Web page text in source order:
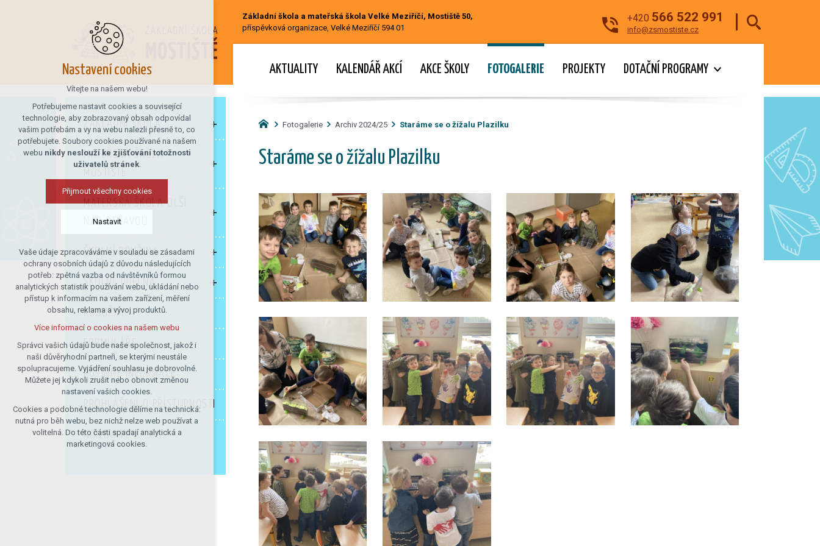
+420 566 522 991
info@zsmostiste.cz
Základní škola a mateřská škola Velké Meziříčí, Mostiště 50,
příspěvková organizace, Velké Meziříčí 594 01
AKTUALITY KALENDÁŘ AKCÍ AKCE ŠKOLY FOTOGALERIE PROJEKTY DOTAČNÍ PROGRAMY
ZÁKLADNÍ ŠKOLA
MATEŘSKÁ ŠKOLA
MATEŘSKÁ ŠKOLA OLŠÍ
NAD OSLAVOU
ŠKOLNÍ DRUŽINA
ŠKOLNÍ JÍDELNA
KROUŽKY
FORMULÁŘE
POVINNÉ INFORMACE
PROHLÁŠENÍ O PŘÍSTUPNOSTI
KONTAKTY
Fotogalerie Archiv 2024/25 Staráme se o žížalu Plazilku
Staráme se o žížalu Plazilku
Nastavení cookies
Vítejte na našem webu!
Potřebujeme nastavit cookies a související
technologie, aby zobrazovaný obsah odpovídal
vašim potřebám a vy na webu nalezli přesně to, co
potřebujete. Soubory cookies používané na našem
webu nikdy neslouží ke zjišťování totožnosti
uživatelů stránek.
Přijmout všechny cookies
Nastavit
Technická cookies
nutná pro provozování webu
udržení kontextu stránek (session):
případná přihlášení, volby jazyka, apod.
Volitelná cookies
analytická pro anonymizované
vyhodnocení návštěvnosti
marketingová cookies (Google)
Více informací o cookies na našem webu
Přijmout všechny cookies
Odmítnout vše
Vaše údaje zpracováváme v souladu se zásadami
ochrany osobních údajů z důvodu následujících
potřeb: zpětná vazba od návštěvníků formou
analytických statistik používání webu, ukládání nebo
přístup k informacím na vašem zařízení, měření
obsahu, reklama a vývoj produktů.
Více informací o cookies na našem webu
Správci vašich údajů bude naše společnost, jakož i
naši důvěryhodní partneři, se kterými neustále
spolupracujeme. Vyjádření souhlasu je dobrovolné.
Můžete jej kdykoli zrušit nebo obnovit změnou
nastavení vašich cookies.
Cookies a podobné technologie dělíme na technická:
nutná pro běh webu, bez nichž nelze web používat a
volitelná. Do této části spadají analytická a
marketingová cookies.